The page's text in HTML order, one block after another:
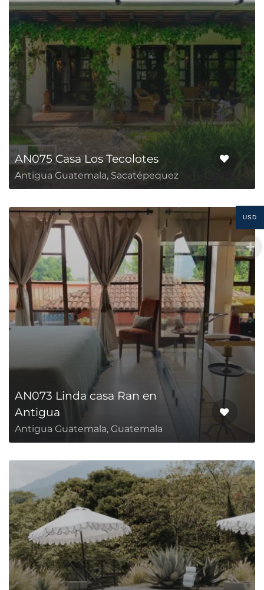
AN075 Casa Los Tecolotes
Antigua Guatemala, Sacatépequez
AN073 Linda casa Ran en
Antigua
Antigua Guatemala, Guatemala
USD